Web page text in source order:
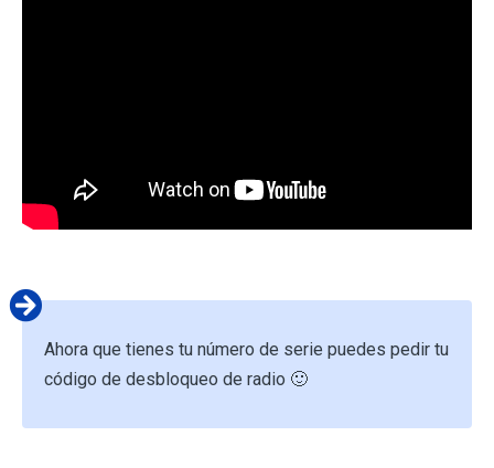
Ahora que tienes tu número de serie puedes pedir tu
código de desbloqueo de radio 🙂